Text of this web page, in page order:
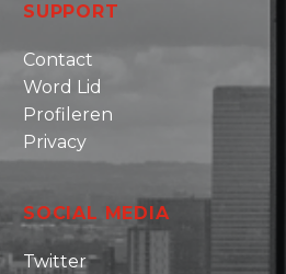
SUPPORT
Contact
Word Lid
Profileren
Privacy
SOCIAL MEDIA
Twitter